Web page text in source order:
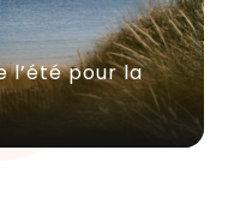
l’été pour la